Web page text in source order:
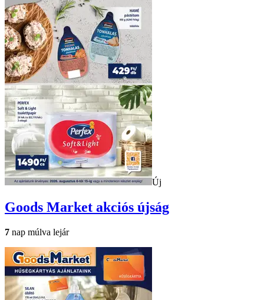
Új
Goods Market akciós újság
7 nap múlva lejár